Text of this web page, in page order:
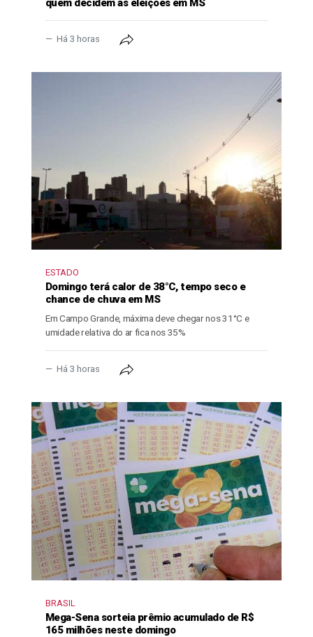
quem decidem as eleições em MS
Há 3 horas
ESTADO
Domingo terá calor de 38°C, tempo seco e
chance de chuva em MS
Em Campo Grande, máxima deve chegar nos 31°C e
umidade relativa do ar fica nos 35%
Há 3 horas
BRASIL
Mega-Sena sorteia prêmio acumulado de R$
165 milhões neste domingo